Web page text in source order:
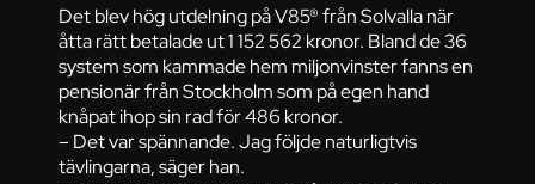
Det blev hög utdelning på V85® från Solvalla när
åtta rätt betalade ut 1 152 562 kronor. Bland de 36
system som kammade hem miljonvinster fanns en
pensionär från Stockholm som på egen hand
knåpat ihop sin rad för 486 kronor.
– Det var spännande. Jag följde naturligtvis
tävlingarna, säger han.